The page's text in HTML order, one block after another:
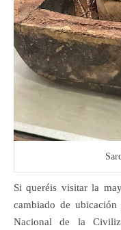
Si queréis visitar la
cambiado de ubicación
Nacional de la